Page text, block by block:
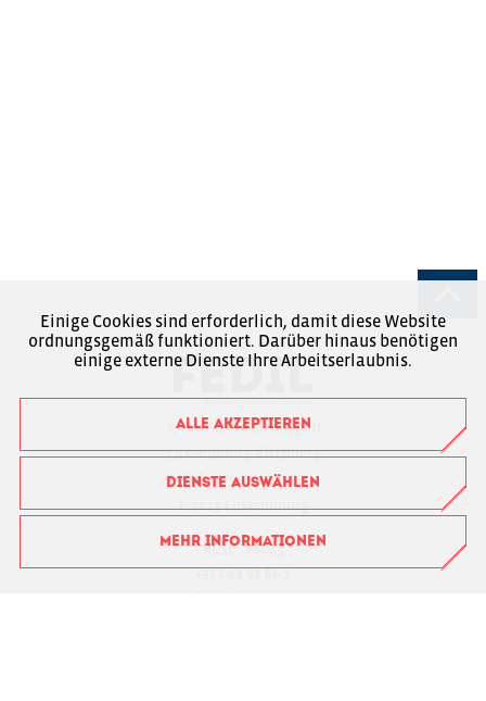
7, rue Alcide de Gasperi
Luxembourg-Kirchberg
Boîte Postale 1304
L-1013 Luxembourg
RCSL : F6043
+352 43 53 66-1
Einige Cookies sind erforderlich, damit diese Website
ordnungsgemäß funktioniert. Darüber hinaus benötigen
einige externe Dienste Ihre Arbeitserlaubnis.
ALLE AKZEPTIEREN
DIENSTE AUSWÄHLEN
MEHR INFORMATIONEN